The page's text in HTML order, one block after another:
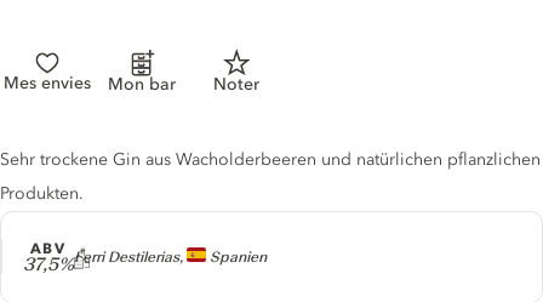
Mes envies Mon bar Noter
Producer
Ferri Destilerias, Spanien
ABV
37,5%
Gin description
Sehr trockene Gin aus Wacholderbeeren und natürlichen pflanzlichen
Produkten.